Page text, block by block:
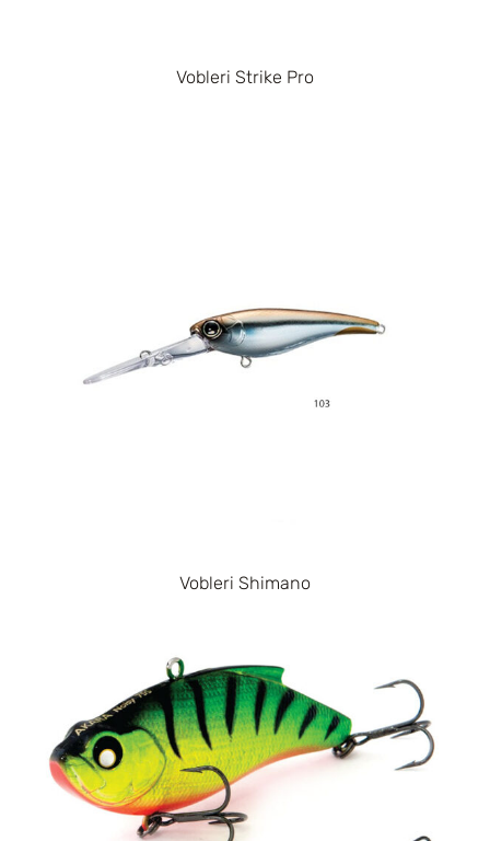
Vobleri Strike Pro
Vobleri Shimano